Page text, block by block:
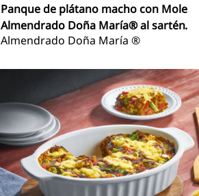
Panque de plátano macho con Mole
Almendrado Doña María® al sartén.
Almendrado Doña María ®